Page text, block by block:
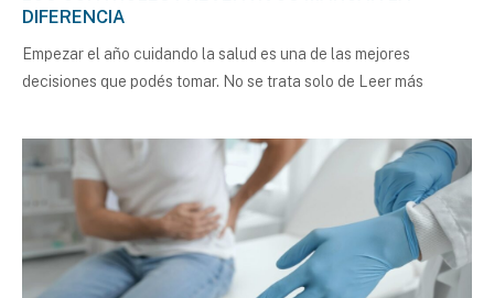
DIFERENCIA
Empezar el año cuidando la salud es una de las mejores
decisiones que podés tomar. No se trata solo de
Leer más